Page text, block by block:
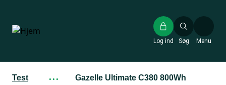
hovedindhold
Søg
Log ind Menu
Test ··· Gazelle Ultimate C380 800Wh